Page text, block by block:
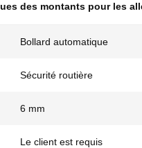
des montants pour les
Bollard automatique
Sécurité routière
6 mm
Le client est requis